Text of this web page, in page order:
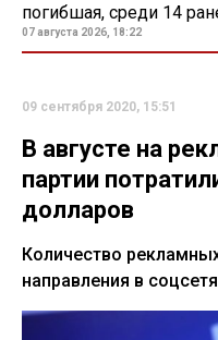
погибшая, среди 14
07 августа 2026, 18:22
09 сентября 2020, 15:51
В августе на
партии
долларов
Количество
направления в